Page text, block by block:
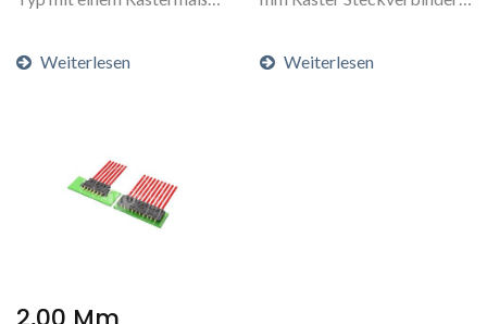
Weiterlesen
Weiterlesen